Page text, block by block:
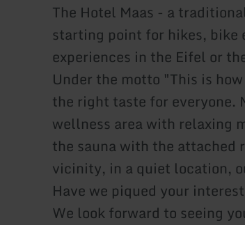
The Hotel Maas - a
starting point for hikes, bike
experiences in the Eifel or
Under the motto "This is
the right taste for everyone.
wellness area with relaxing
the sauna with the
vicinity, in a quiet location,
Have we piqued your
We look forward to seeing